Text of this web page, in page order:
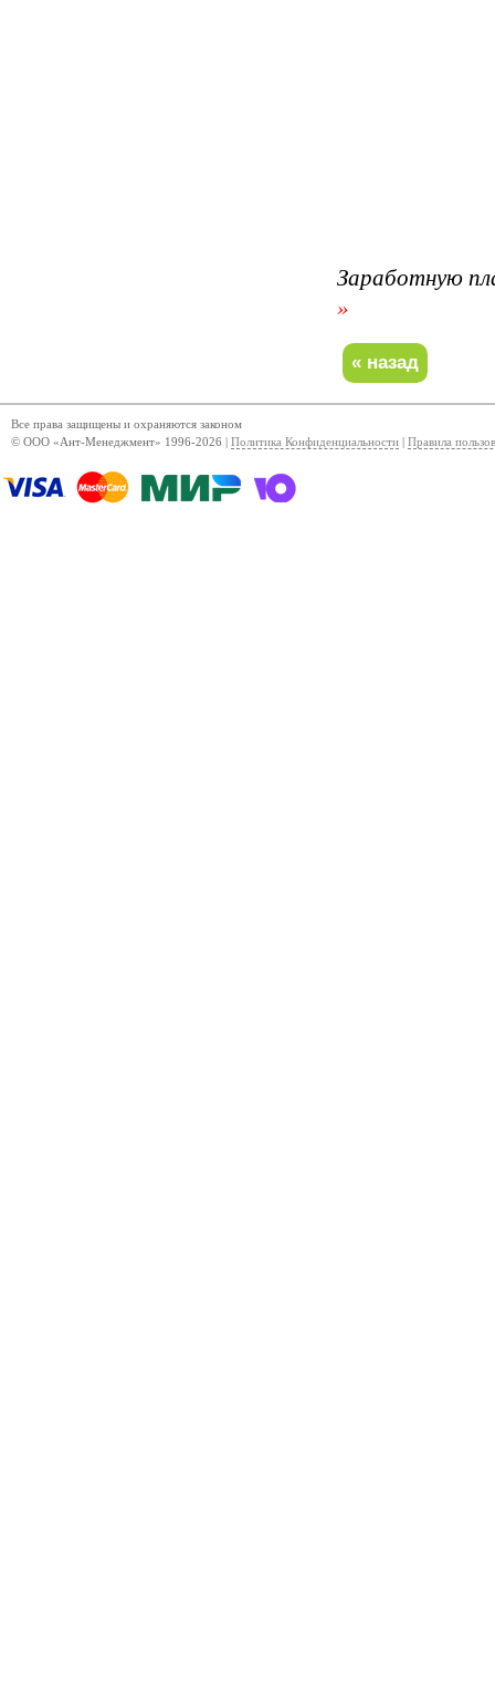
Заработную
»
Все права защищены и охраняются законом
© ООО «Ант-Менеджмент» 1996-2026 | Политика Конфиденциальности Правила